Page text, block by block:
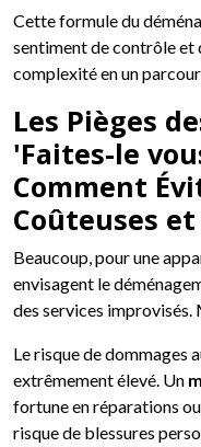
Cette formule du
sentiment de contrôle et
complexité en un
Les Pièges
'Faites-le
Comment
Coûteuses
Beaucoup, pour une
envisagent le
des services improvisés.
Le risque de dommages
extrêmement élevé. Un
fortune en réparations
risque de blessures